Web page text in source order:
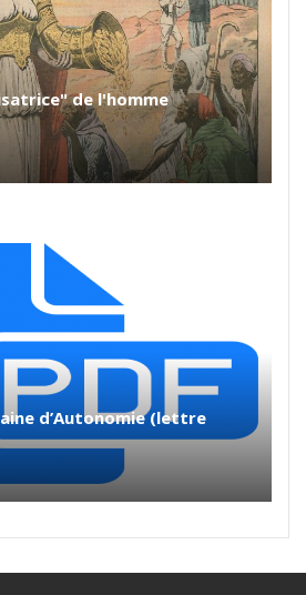
de l'homme
d’Autonomie (lettre